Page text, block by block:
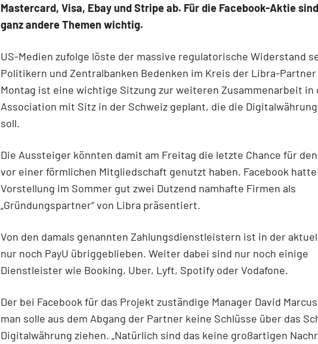
Mastercard, Visa, Ebay und Stripe ab. Für die Facebook-Aktie
ganz andere Themen wichtig.
US-Medien zufolge löste der massive regulatorische Widerstand
Politikern und Zentralbanken Bedenken im Kreis der Libra-Partner
Montag ist eine wichtige Sitzung zur weiteren Zusammenarbeit in
Association mit Sitz in der Schweiz geplant, die die
soll.
Die Aussteiger könnten damit am Freitag die letzte Chance für
vor einer förmlichen Mitgliedschaft genutzt haben. Facebook
Vorstellung im Sommer gut zwei Dutzend namhafte Firmen als
„Gründungspartner“ von Libra präsentiert.
Von den damals genannten Zahlungsdienstleistern ist in der
nur noch PayU übriggeblieben. Weiter dabei sind nur noch einige
Dienstleister wie Booking, Uber, Lyft, Spotify oder Vodafone.
Der bei Facebook für das Projekt zuständige Manager David
man solle aus dem Abgang der Partner keine Schlüsse über das
Digitalwährung ziehen. „Natürlich sind das keine großartigen